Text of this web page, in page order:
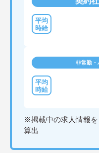
非常勤・
※掲載中の求人情報
算出